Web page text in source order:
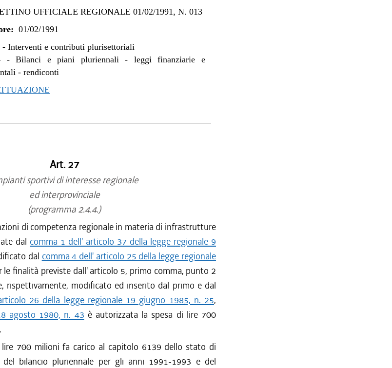
UFFICIALE REGIONALE 01/02/1991, N. 013
01/02/1991
-Interventi e contributi plurisettoriali
-Bilanci e piani pluriennali - leggi finanziarie e
- rendiconti
Art. 27
sportivi di interesse regionale
ed interprovinciale
(programma 2.4.4.)
di competenza regionale in materia di infrastrutture
dal comma 1 dell' articolo 37 della legge regionale 9
dal comma 4 dell' articolo 25 della legge regionale
le finalità previste dall' articolo 5, primo comma, punto 2
rispettivamente, modificato ed inserito dal primo e dal
26 della legge regionale 19 giugno 1985, n. 25,
agosto 1980, n. 43 è autorizzata la spesa di lire 700
700 milioni fa carico al capitolo 6139 dello stato di
del bilancio pluriennale per gli anni 1991-1993 e del